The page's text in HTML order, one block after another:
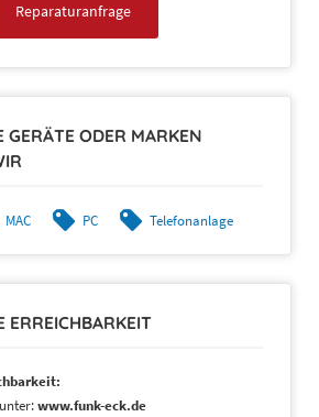
Reparaturanfrage
GERÄTE ODER MARKEN
MAC PC Telefonanlage
ERREICHBARKEIT
www.funk-eck.de